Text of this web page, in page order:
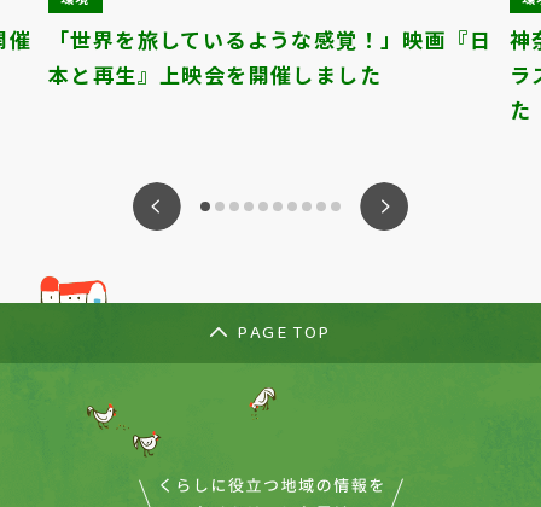
催
「世界を旅しているような感覚！」映画『日
本と再生』上映会を開催しました
神
ラ
た
PAGE TOP